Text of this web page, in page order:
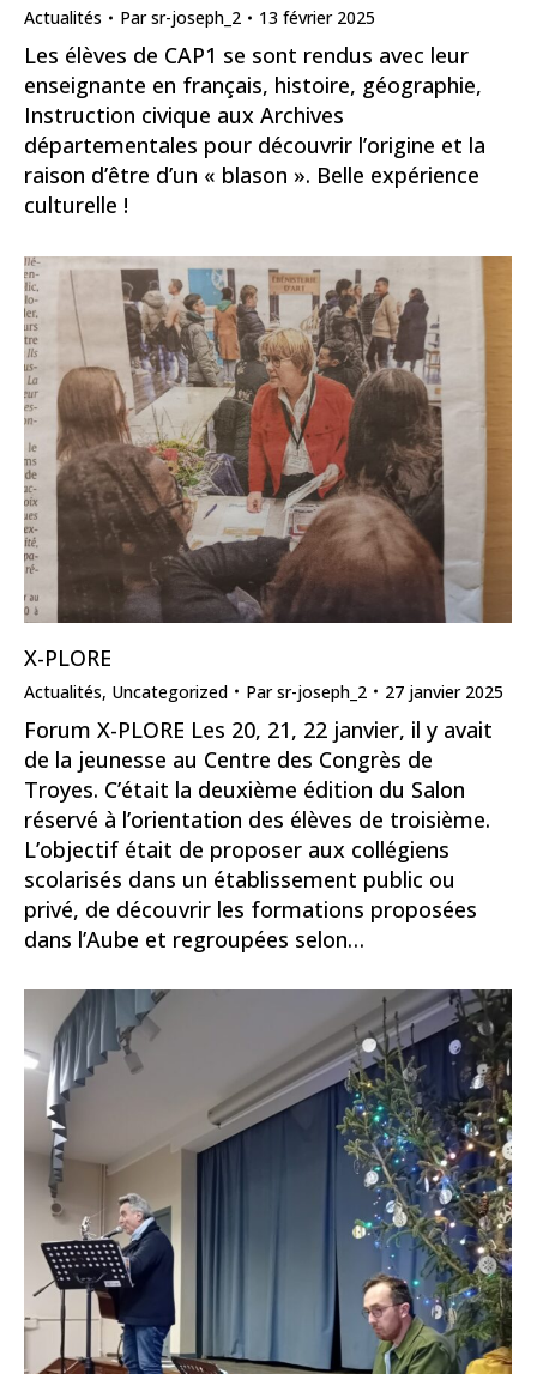
Actualités Parsr-joseph_2 13 février 2025
Les élèves de CAP1 se sont rendus avec leur
enseignante en français, histoire, géographie,
Instruction civique aux Archives
départementales pour découvrir l’origine et la
raison d’être d’un « blason ». Belle expérience
culturelle !
X-PLORE
Actualités, Uncategorized Parsr-joseph_2 27 janvier 2025
Forum X-PLORE Les 20, 21, 22 janvier, il y avait
de la jeunesse au Centre des Congrès de
Troyes. C’était la deuxième édition du Salon
réservé à l’orientation des élèves de troisième.
L’objectif était de proposer aux collégiens
scolarisés dans un établissement public ou
privé, de découvrir les formations proposées
dans l’Aube et regroupées selon…